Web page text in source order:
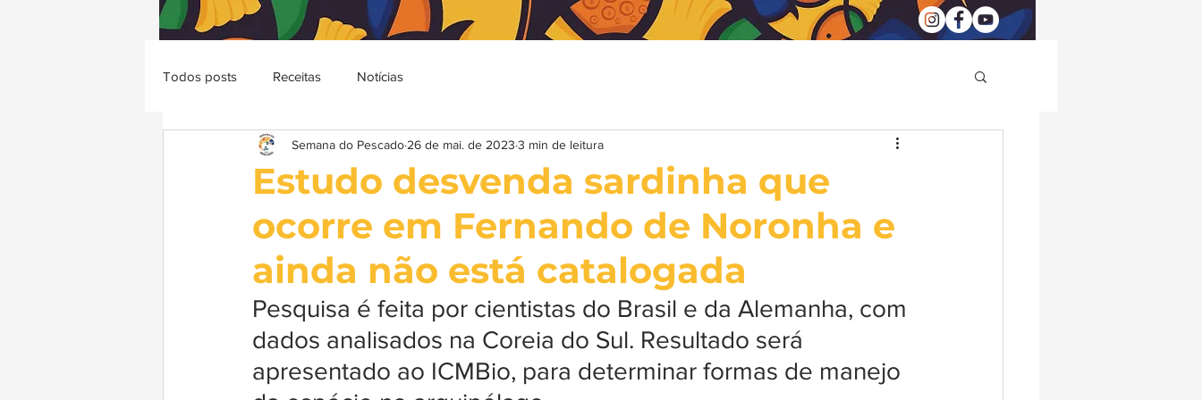
Todos posts Receitas Notícias
Estudo desvenda sardinha que
ocorre em Fernando de Noronha e
ainda não está catalogada
Semana do Pescado 26 de mai. de 2023 3 min de leitura
Pesquisa é feita por cientistas do Brasil e da Alemanha, com
dados analisados na Coreia do Sul. Resultado será
apresentado ao ICMBio, para determinar formas de manejo